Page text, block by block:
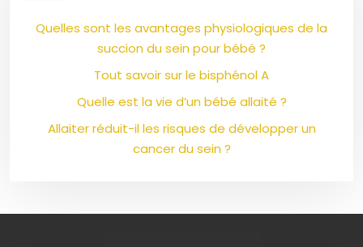
Quelles sont les avantages physiologiques de la
succion du sein pour bébé ?
Tout savoir sur le bisphénol A
Quelle est la vie d’un bébé allaité ?
Allaiter réduit-il les risques de développer un
cancer du sein ?